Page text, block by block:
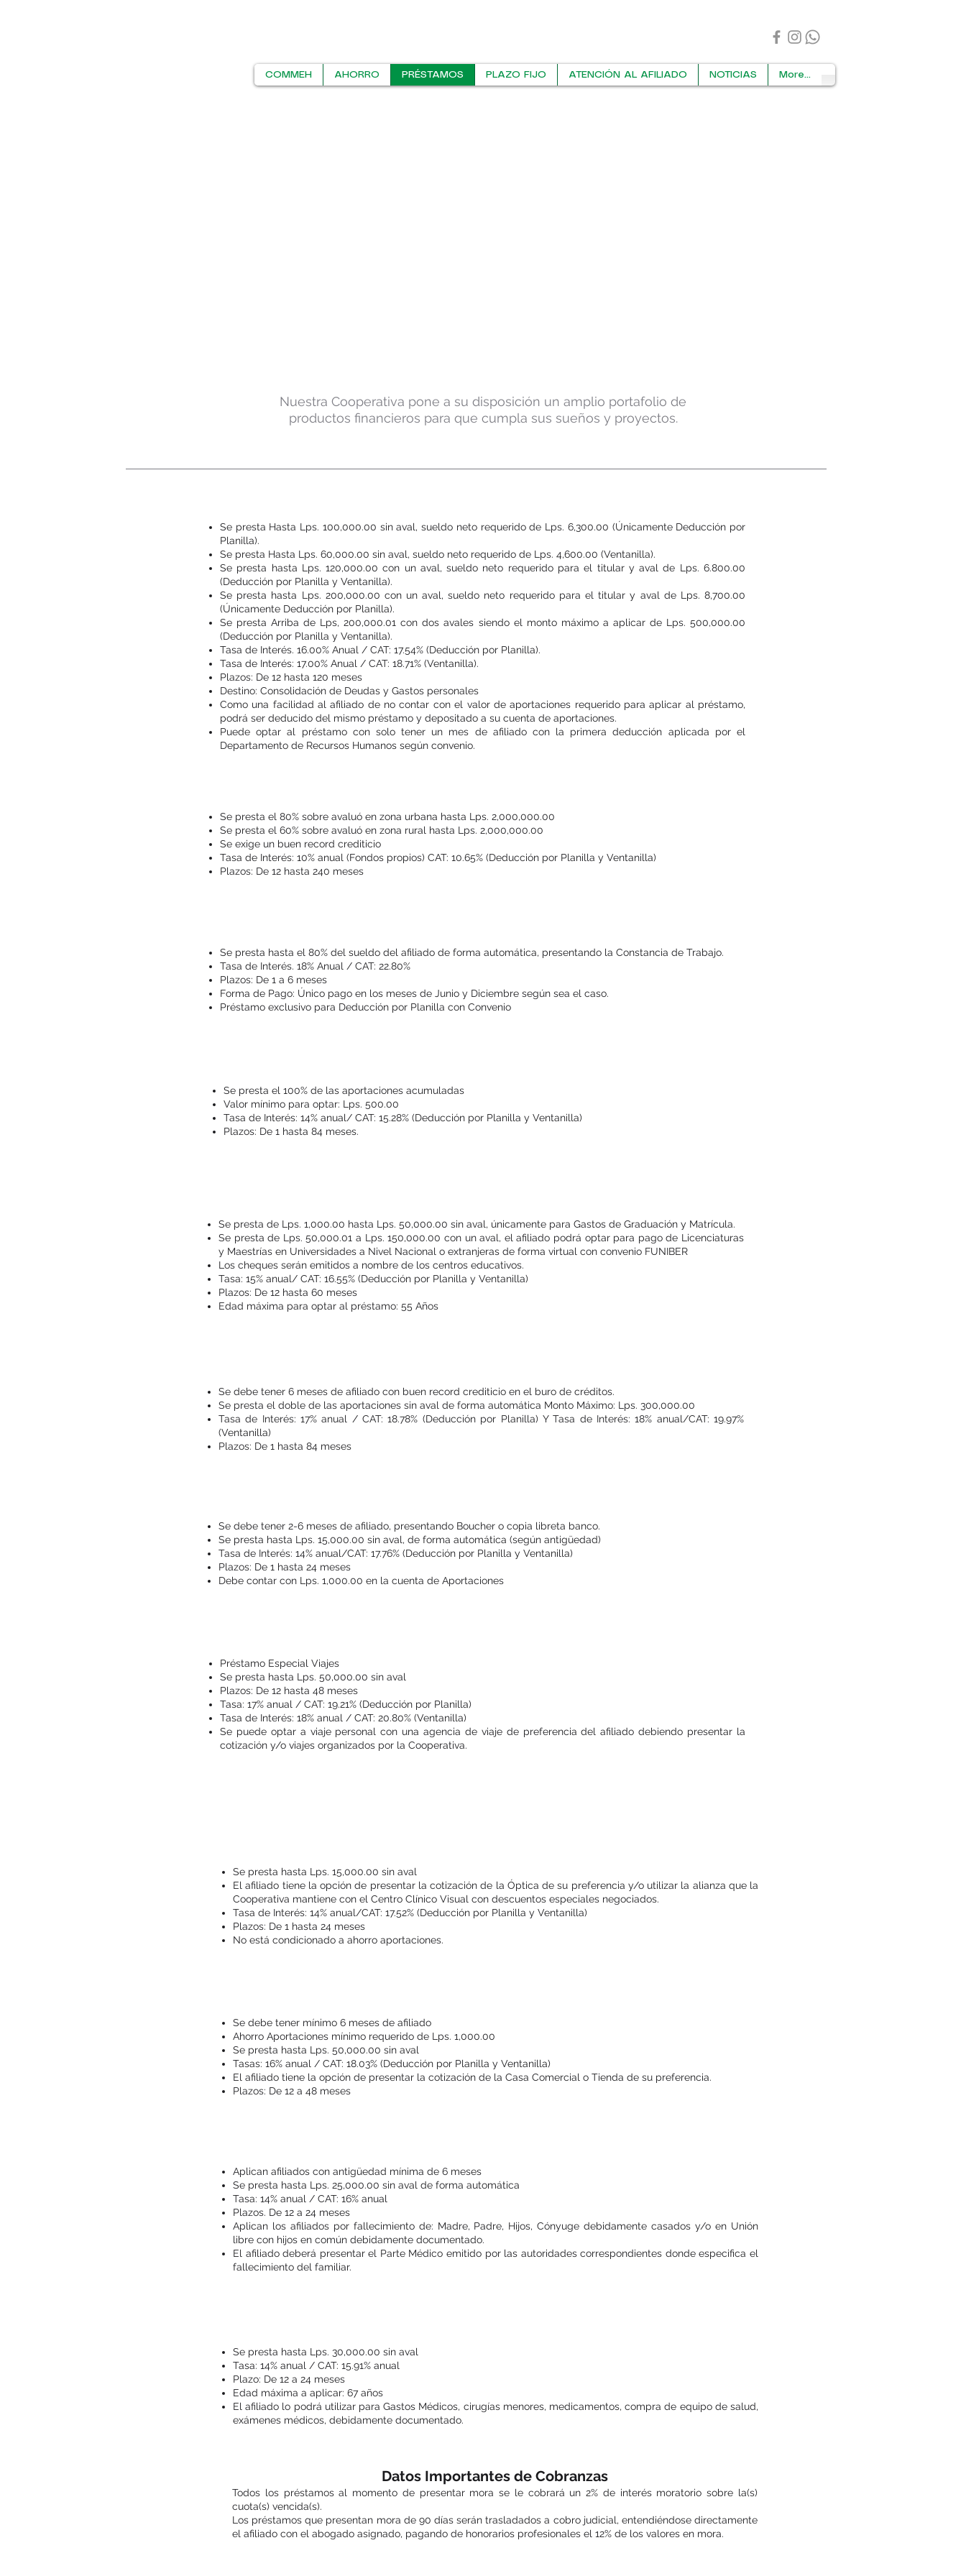
COMMEH AHORRO PRÉSTAMOS PLAZO FIJO ATENCIÓN AL AFILIADO NOTICIAS More...
Nuestra Cooperativa pone a su disposición un amplio portafolio de
productos financieros para que cumpla sus sueños y proyectos.
Se presta Hasta Lps. 100,000.00 sin aval, sueldo neto requerido de Lps. 6,300.00 (Únicamente Deducción por
Planilla).
Se presta Hasta Lps. 60,000.00 sin aval, sueldo neto requerido de Lps. 4,600.00 (Ventanilla).
Se presta hasta Lps. 120,000.00 con un aval, sueldo neto requerido para el titular y aval de Lps. 6.800.00
(Deducción por Planilla y Ventanilla).
Se presta hasta Lps. 200,000.00 con un aval, sueldo neto requerido para el titular y aval de Lps. 8,700.00
(Únicamente Deducción por Planilla).
Se presta Arriba de Lps, 200,000.01 con dos avales siendo el monto máximo a aplicar de Lps. 500,000.00
(Deducción por Planilla y Ventanilla).
Tasa de Interés. 16.00% Anual / CAT: 17.54% (Deducción por Planilla).
Tasa de Interés: 17.00% Anual / CAT: 18.71% (Ventanilla).
Plazos: De 12 hasta 120 meses
Destino: Consolidación de Deudas y Gastos personales
Como una facilidad al afiliado de no contar con el valor de aportaciones requerido para aplicar al préstamo,
podrá ser deducido del mismo préstamo y depositado a su cuenta de aportaciones.
Puede optar al préstamo con solo tener un mes de afiliado con la primera deducción aplicada por el
Departamento de Recursos Humanos según convenio.
Se presta el 80% sobre avaluó en zona urbana hasta Lps. 2,000,000.00
Se presta el 60% sobre avaluó en zona rural hasta Lps. 2,000,000.00
Se exige un buen record crediticio
Tasa de Interés: 10% anual (Fondos propios) CAT: 10.65% (Deducción por Planilla y Ventanilla)
Plazos: De 12 hasta 240 meses
Se presta hasta el 80% del sueldo del afiliado de forma automática, presentando la Constancia de Trabajo.
Tasa de Interés. 18% Anual / CAT: 22.80%
Plazos: De 1 a 6 meses
Forma de Pago: Único pago en los meses de Junio y Diciembre según sea el caso.
Préstamo exclusivo para Deducción por Planilla con Convenio
Se presta el 100% de las aportaciones acumuladas
Valor mínimo para optar: Lps. 500.00
Tasa de Interés: 14% anual/ CAT: 15.28% (Deducción por Planilla y Ventanilla)
Plazos: De 1 hasta 84 meses.
Se presta de Lps. 1,000.00 hasta Lps. 50,000.00 sin aval, únicamente para Gastos de Graduación y Matrícula.
Se presta de Lps. 50,000.01 a Lps. 150,000.00 con un aval, el afiliado podrá optar para pago de Licenciaturas
y Maestrías en Universidades a Nivel Nacional o extranjeras de forma virtual con convenio FUNIBER
Los cheques serán emitidos a nombre de los centros educativos.
Tasa: 15% anual/ CAT: 16.55% (Deducción por Planilla y Ventanilla)
Plazos: De 12 hasta 60 meses
Edad máxima para optar al préstamo: 55 Años
Se debe tener 6 meses de afiliado con buen record crediticio en el buro de créditos.
Se presta el doble de las aportaciones sin aval de forma automática Monto Máximo: Lps. 300,000.00
Tasa de Interés: 17% anual / CAT: 18.78% (Deducción por Planilla) Y Tasa de Interés: 18% anual/CAT: 19.97%
(Ventanilla)
Plazos: De 1 hasta 84 meses
Se debe tener 2-6 meses de afiliado, presentando Boucher o copia libreta banco.
Se presta hasta Lps. 15,000.00 sin aval, de forma automática (según antigüedad)
Tasa de Interés: 14% anual/CAT: 17.76% (Deducción por Planilla y Ventanilla)
Plazos: De 1 hasta 24 meses
Debe contar con Lps. 1,000.00 en la cuenta de Aportaciones
Préstamo Especial Viajes
Se presta hasta Lps. 50,000.00 sin aval
Plazos: De 12 hasta 48 meses
Tasa: 17% anual / CAT: 19.21% (Deducción por Planilla)
Tasa de Interés: 18% anual / CAT: 20.80% (Ventanilla)
Se puede optar a viaje personal con una agencia de viaje de preferencia del afiliado debiendo presentar la
cotización y/o viajes organizados por la Cooperativa.
Se presta hasta Lps. 15,000.00 sin aval
El afiliado tiene la opción de presentar la cotización de la Óptica de su preferencia y/o utilizar la alianza que la
Cooperativa mantiene con el Centro Clínico Visual con descuentos especiales negociados.
Tasa de Interés: 14% anual/CAT: 17.52% (Deducción por Planilla y Ventanilla)
Plazos: De 1 hasta 24 meses
No está condicionado a ahorro aportaciones.
Se debe tener mínimo 6 meses de afiliado
Ahorro Aportaciones mínimo requerido de Lps. 1,000.00
Se presta hasta Lps. 50,000.00 sin aval
Tasas: 16% anual / CAT: 18.03% (Deducción por Planilla y Ventanilla)
El afiliado tiene la opción de presentar la cotización de la Casa Comercial o Tienda de su preferencia.
Plazos: De 12 a 48 meses
Aplican afiliados con antigüedad mínima de 6 meses
Se presta hasta Lps. 25,000.00 sin aval de forma automática
Tasa: 14% anual / CAT: 16% anual
Plazos. De 12 a 24 meses
Aplican los afiliados por fallecimiento de: Madre, Padre, Hijos, Cónyuge debidamente casados y/o en Unión
libre con hijos en común debidamente documentado.
El afiliado deberá presentar el Parte Médico emitido por las autoridades correspondientes donde especifica el
fallecimiento del familiar.
Se presta hasta Lps. 30,000.00 sin aval
Tasa: 14% anual / CAT: 15.91% anual
Plazo: De 12 a 24 meses
Edad máxima a aplicar: 67 años
El afiliado lo podrá utilizar para Gastos Médicos, cirugías menores, medicamentos, compra de equipo de salud,
exámenes médicos, debidamente documentado.
Datos Importantes de Cobranzas
Todos los préstamos al momento de presentar mora se le cobrará un 2% de interés moratorio sobre la(s)
cuota(s) vencida(s).
Los préstamos que presentan mora de 90 días serán trasladados a cobro judicial, entendiéndose directamente
el afiliado con el abogado asignado, pagando de honorarios profesionales el 12% de los valores en mora.